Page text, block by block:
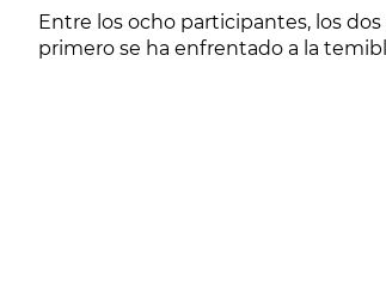
Entre los ocho participantes, los
primero se ha enfrentado a la